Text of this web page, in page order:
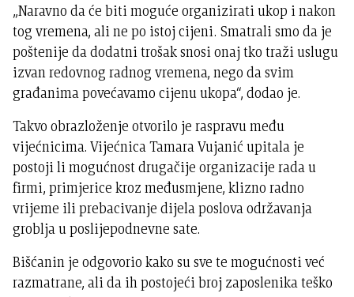
„Naravno da će biti moguće organizirati ukop i nakon
tog vremena, ali ne po istoj cijeni. Smatrali smo da je
poštenije da dodatni trošak snosi onaj tko traži uslugu
izvan redovnog radnog vremena, nego da svim
građanima povećavamo cijenu ukopa“, dodao je.
Takvo obrazloženje otvorilo je raspravu među
vijećnicima. Vijećnica Tamara Vujanić upitala je
postoji li mogućnost drugačije organizacije rada u
firmi, primjerice kroz međusmjene, klizno radno
vrijeme ili prebacivanje dijela poslova održavanja
groblja u poslijepodnevne sate.
Bišćanin je odgovorio kako su sve te mogućnosti već
razmatrane, ali da ih postojeći broj zaposlenika teško